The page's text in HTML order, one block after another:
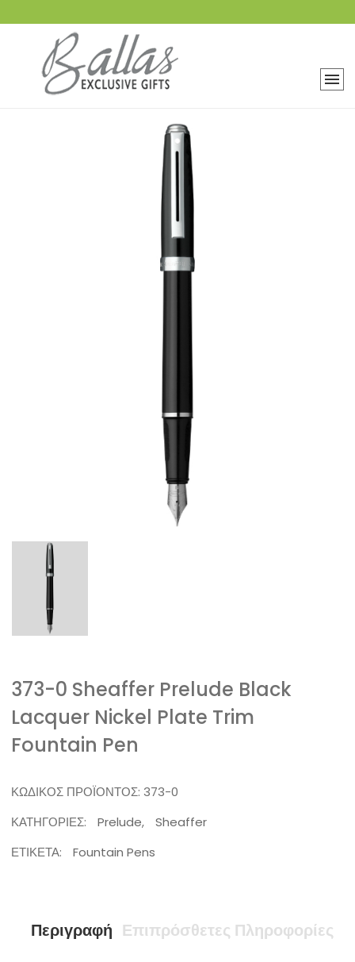
373-0 Sheaffer Prelude Black
Lacquer Nickel Plate Trim
Fountain Pen
ΚΩΔΙΚΌΣ ΠΡΟΪΌΝΤΟΣ: 373-0
ΚΑΤΗΓΟΡΊΕΣ:
Prelude,
Sheaffer
ΕΤΙΚΈΤΑ:
Fountain Pens
Περιγραφή Επιπρόσθετες Πληροφορίες